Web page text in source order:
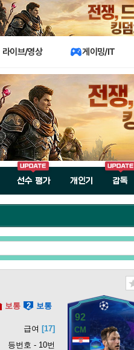
라이브/영상 게이밍/IT
선수 평가 개인기 감독
보통 2 보통
급여 [17]
등번호 - 10번
92